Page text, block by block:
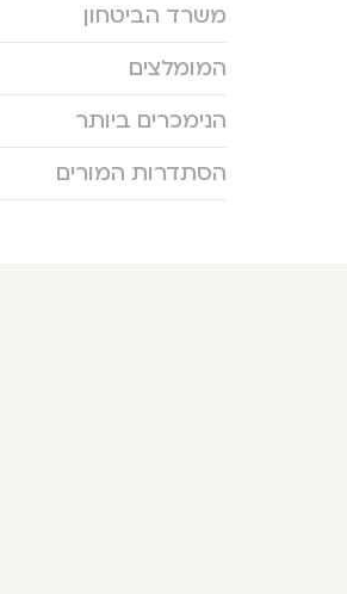
משרד הביטחון
המומלצים
הנימכרים ביותר
הסתדרות המורים